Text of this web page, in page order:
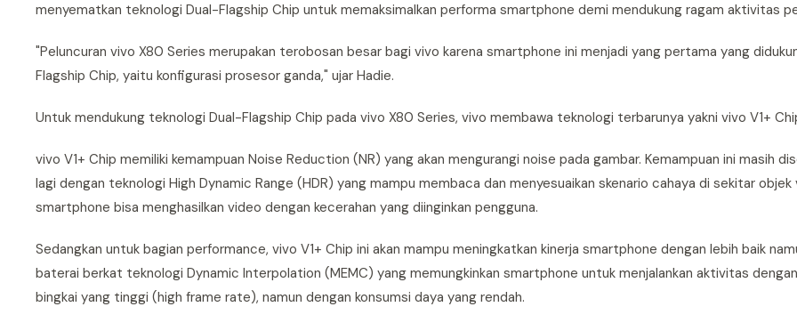
menyematkan teknologi Dual-Flagship Chip untuk memaksimalkan performa smartphone demi mendukung ragam aktivitas
"Peluncuran vivo X80 Series merupakan terobosan besar bagi vivo karena smartphone ini menjadi yang pertama yang
Flagship Chip, yaitu konfigurasi prosesor ganda," ujar Hadie.
Untuk mendukung teknologi Dual-Flagship Chip pada vivo X80 Series, vivo membawa teknologi terbarunya yakni vivo V1+
vivo V1+ Chip memiliki kemampuan Noise Reduction (NR) yang akan mengurangi noise pada gambar. Kemampuan ini masih
lagi dengan teknologi High Dynamic Range (HDR) yang mampu membaca dan menyesuaikan skenario cahaya di sekitar objek
smartphone bisa menghasilkan video dengan kecerahan yang diinginkan pengguna.
Sedangkan untuk bagian performance, vivo V1+ Chip ini akan mampu meningkatkan kinerja smartphone dengan lebih baik
baterai berkat teknologi Dynamic Interpolation (MEMC) yang memungkinkan smartphone untuk menjalankan aktivitas
bingkai yang tinggi (high frame rate), namun dengan konsumsi daya yang rendah.